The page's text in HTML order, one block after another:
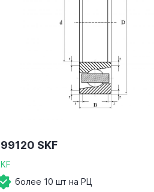
SKF
более 10 шт на РЦ